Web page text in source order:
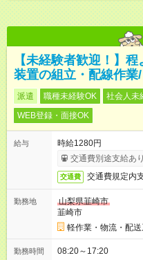
【未経験者歓迎！】
装置の組立・配線作業
派遣 職種未経験OK 社会人未
WEB登録・面接OK
給与
時給1280円
交通費別途支給あり
交通費 交通費規定内
勤務地
山梨県韮崎市
韮崎市
軽作業・物流・配
勤務時間 08:20～17:20